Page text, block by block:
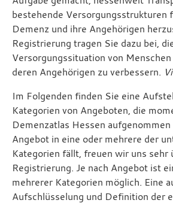
bestehende Versorgungsstrukturen
Demenz und ihre Angehörigen
Registrierung tragen Sie dazu bei,
Versorgungssituation von
deren Angehörigen zu verbessern.
Im Folgenden finden Sie eine
Kategorien von Angeboten, die
Demenzatlas Hessen
Angebot in eine oder mehrere der
Kategorien fällt, freuen wir uns sehr
Registrierung. Je nach Angebot ist
mehrerer Kategorien möglich. Eine
Aufschlüsselung und Definition der